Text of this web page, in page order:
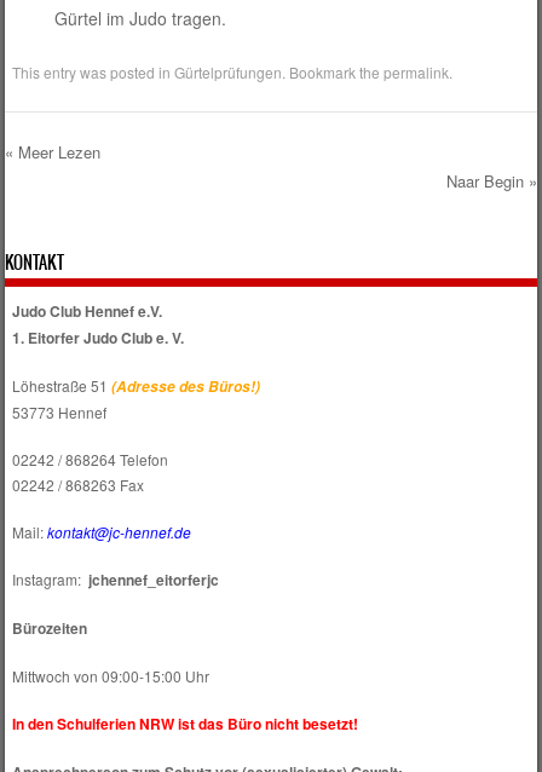
Gürtel im Judo tragen.
This entry was posted inGürtelprüfungen . Bookmark thepermalink
KONTAKT
Judo Club Hennef e.V.
1. Eitorfer Judo Club e. V.
Löhestraße 51 (Adresse des Büros!)
53773 Hennef
02242 / 868264 Telefon
02242 / 868263 Fax
Mail:kontakt@jc-hennef.de
Instagram: jchennef_eitorferjc
Bürozeiten
Mittwoch von 09:00-15:00 Uhr
In den Schulferien NRW ist das Büro nicht besetzt!